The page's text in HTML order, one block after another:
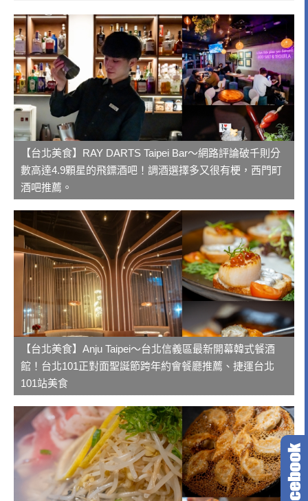
【台北美食】RAY DARTS Taipei Bar～網路評論破千則分
數高達4.9顆星的飛鏢酒吧！調酒選擇多又很有梗，西門町
酒吧推薦。
【台北美食】Anju Taipei～台北信義區最新開幕韓式餐酒
館！台北101正對面聖誕節跨年約會餐廳推薦、捷運台北
101站美食